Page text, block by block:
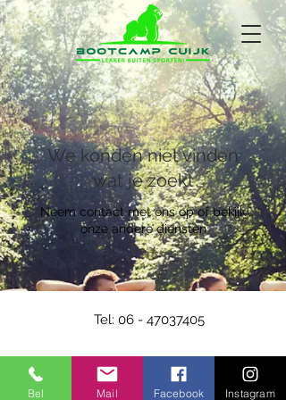
We konden niet vinden
wat je zoekt
Neem contact met ons op of bekijk
onze andere diensten
Tel: 06 - 47037405
Bel Mail Facebook Instagram